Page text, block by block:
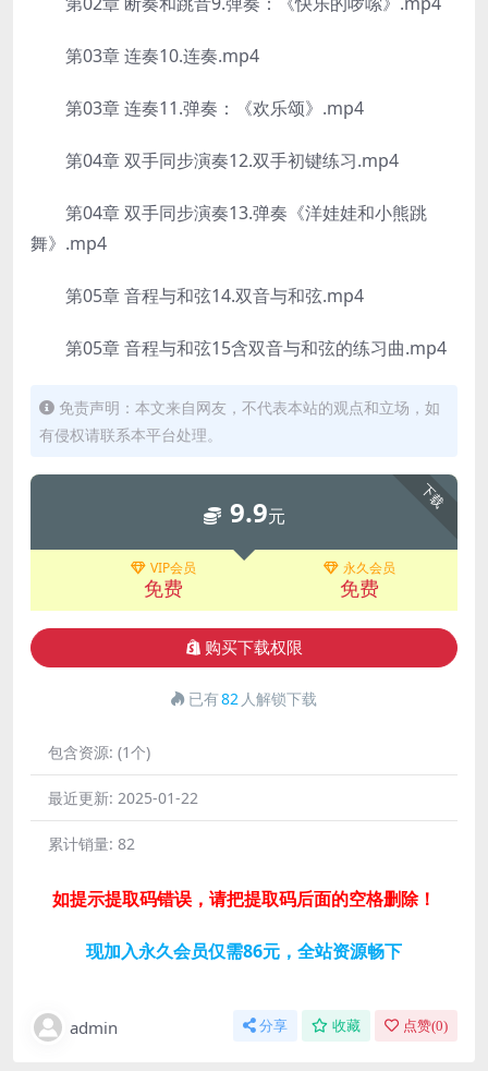
第03章 连奏10.连奏.mp4
第03章 连奏11.弹奏：《欢乐颂》.mp4
第04章 双手同步演奏12.双手初键练习.mp4
第04章 双手同步演奏13.弹奏《洋娃娃和小熊跳
舞》.mp4
第05章 音程与和弦14.双音与和弦.mp4
第05章 音程与和弦15含双音与和弦的练习曲.mp4
免责声明：本文来自网友，不代表本站的观点和立场，如
有侵权请联系本平台处理。
下载
9.9元
VIP会员
免费
永久会员
免费
购买下载权限
已有82 人解锁下载
包含资源: (1个)
最近更新: 2025-01-22
累计销量: 82
如提示提取码错误，请把提取码后面的空格删除！
现加入永久会员仅需86元，全站资源畅下
admin 分享 收藏 点赞(0)